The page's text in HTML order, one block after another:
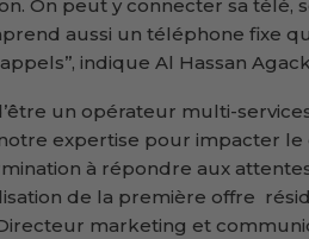
On peut y connecter sa télé,
aussi un téléphone fixe
indique Al Hassan
un opérateur multi-
expertise pour impacter le
à répondre aux
de la première offre
marketing et